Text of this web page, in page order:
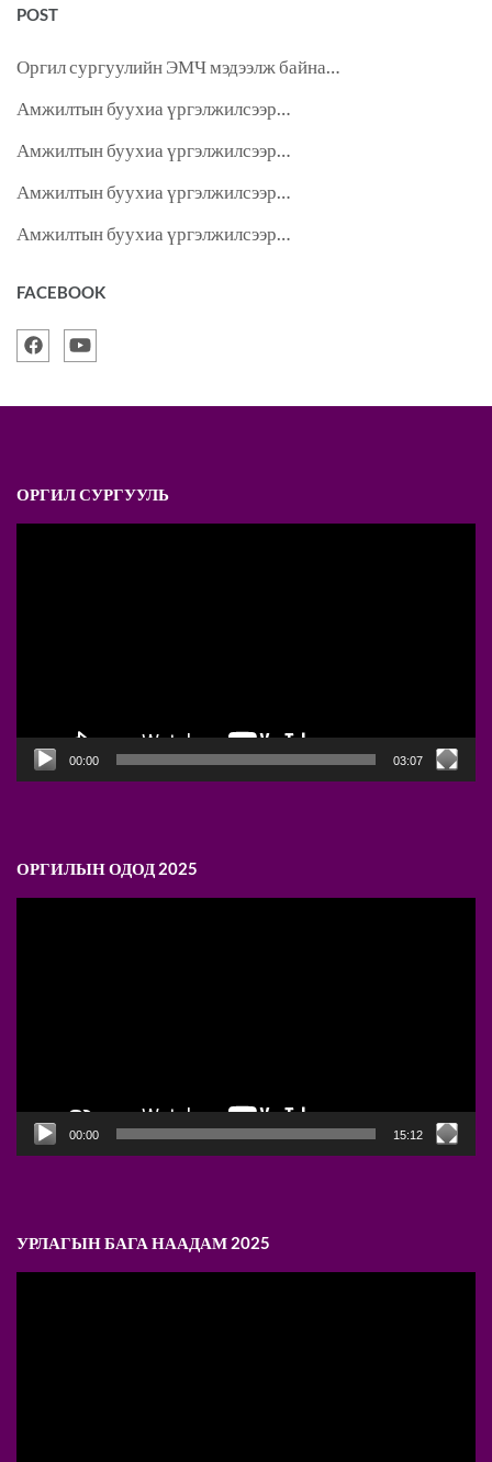
POST
Оргил сургуулийн ЭМЧ мэдээлж байна…
Амжилтын буухиа үргэлжилсээр…
Амжилтын буухиа үргэлжилсээр…
Амжилтын буухиа үргэлжилсээр…
Амжилтын буухиа үргэлжилсээр…
FACEBOOK
ОРГИЛ СУРГУУЛЬ
00:00 03:07
ОРГИЛЫН ОДОД 2025
00:00 15:12
УРЛАГЫН БАГА НААДАМ 2025